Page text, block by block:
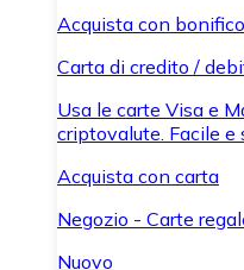
Acquista con
Carta di credito /
Usa le carte Visa e
criptovalute. Facile e
Acquista con carta
Negozio - Carte
Nuovo